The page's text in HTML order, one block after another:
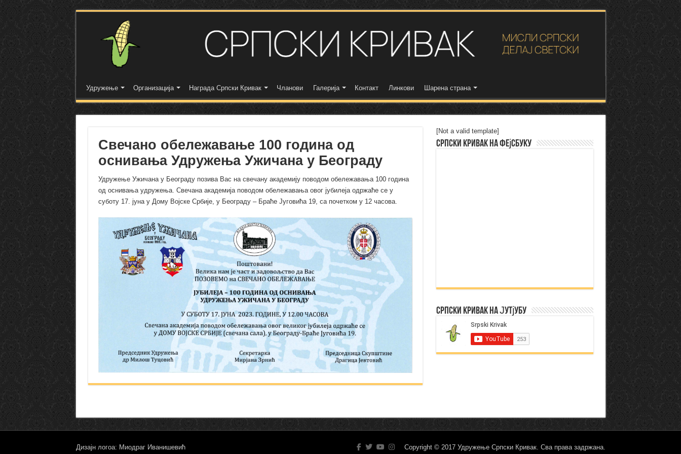
Удружење Организација Награда Српски Кривак Чланови Галерија Контакт Линкови Шарена страна
Свечано обележавање 100 година од
оснивања Удружења Ужичана у Београду
Удружење Ужичана у Београду позива Вас на свечану академију поводом обележавања 100 година
од оснивања удружења. Свечана академија поводом обележавања овог јубилеја одржаће се у
суботу 17. јуна у Дому Војске Србије, у Београду – Браће Југовића 19, са почетком у 12 часова.
[Not a valid template]
Српски Кривак на Фејсбуку
Српски Кривак на Јутјубу
Copyright © 2017 Удружење Српски Кривак. Сва права задржана.
Дизајн логоа: Миодраг Иванишевић